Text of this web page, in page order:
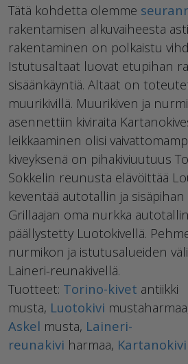
Tätä kohdetta olemme
rakentamisen alkuvaiheesta
rakentaminen on polkaistu
Istutusaltaat luovat etupihan
sisäänkäyntiä. Altaat on
muurikivillä. Muurikiven ja
asennettiin kiviraita
leikkaaminen olisi
kiveyksenä on pihakiviuutuus
Sokkelin reunusta elävöittää
keventää autotallin ja
Grillaajan oma nurkka
päällystetty Luotokivellä.
nurmikon ja istutusalueiden
Laineri-reunakivellä.
Tuotteet: Torino-kivet antiikki
musta, Luotokivi
Askel musta, Laineri-
reunakivi harmaa, Kartanokivi